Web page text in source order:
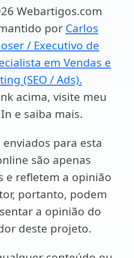
Webartigos.com
por Carlos
/ Executivo de
em Vendas e
(SEO / Ads).
acima, visite meu
e saiba mais.
para esta
são apenas
e refletem a opinião
portanto, podem
a opinião do
deste projeto.